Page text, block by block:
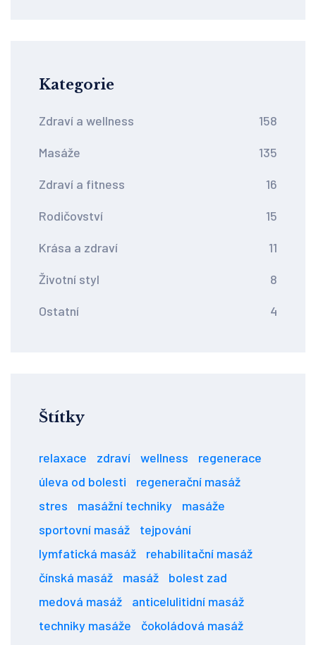
Kategorie
Zdraví a wellness 158
Masáže 135
Zdraví a fitness 16
Rodičovství 15
Krása a zdraví 11
Životní styl 8
Ostatní 4
Štítky
relaxace zdraví wellness
regenerace
úleva od bolesti
regenerační masáž
stres
masážní techniky
masáže
sportovní masáž
tejpování
lymfatická masáž
rehabilitační masáž
čínská masáž
masáž
bolest zad
medová masáž
anticelulitidní masáž
techniky masáže
čokoládová masáž